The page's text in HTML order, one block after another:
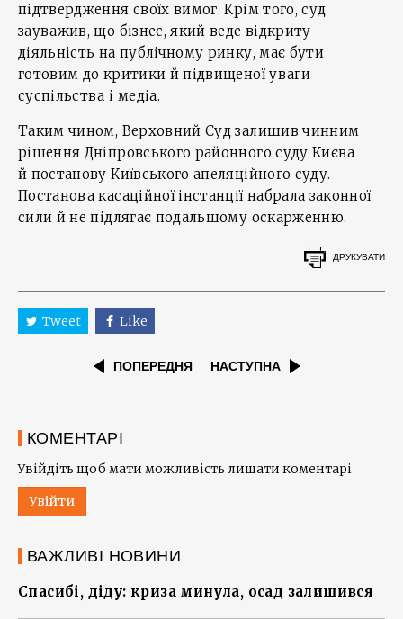
підтвердження своїх вимог. Крім того, суд
зауважив, що бізнес, який веде відкриту
діяльність на публічному ринку, має бути
готовим до критики й підвищеної уваги
суспільства і медіа.
Таким чином, Верховний Суд залишив чинним
рішення Дніпровського районного суду Києва
й постанову Київського апеляційного суду.
Постанова касаційної інстанції набрала законної
сили й не підлягає подальшому оскарженню.
ДРУКУВАТИ
Tweet Like
ПОПЕРЕДНЯ НАСТУПНА
КОМЕНТАРІ
Увійдіть щоб мати можливість лишати коментарі
Увійти
ВАЖЛИВІ НОВИНИ
Спасибі, діду: криза минула, осад залишився